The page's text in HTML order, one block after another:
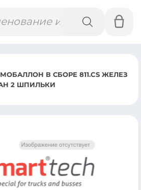
В СБОРЕ 811.CS ЖЕЛЕЗ
2 ШПИЛЬКИ